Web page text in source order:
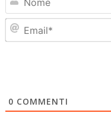
0 COMMENTI